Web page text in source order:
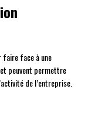
faire face à une
peuvent permettre
de l’entreprise.